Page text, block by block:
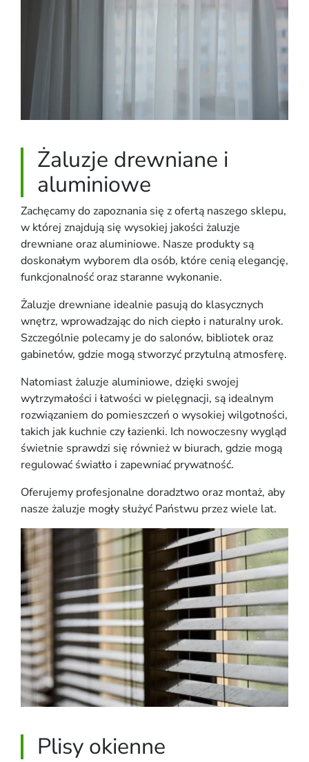
Żaluzje drewniane i
aluminiowe
Zachęcamy do zapoznania się z ofertą naszego sklepu,
w której znajdują się wysokiej jakości żaluzje
drewniane oraz aluminiowe. Nasze produkty są
doskonałym wyborem dla osób, które cenią elegancję,
funkcjonalność oraz staranne wykonanie.
Żaluzje drewniane idealnie pasują do klasycznych
wnętrz, wprowadzając do nich ciepło i naturalny urok.
Szczególnie polecamy je do salonów, bibliotek oraz
gabinetów, gdzie mogą stworzyć przytulną atmosferę.
Natomiast żaluzje aluminiowe, dzięki swojej
wytrzymałości i łatwości w pielęgnacji, są idealnym
rozwiązaniem do pomieszczeń o wysokiej wilgotności,
takich jak kuchnie czy łazienki. Ich nowoczesny wygląd
świetnie sprawdzi się również w biurach, gdzie mogą
regulować światło i zapewniać prywatność.
Oferujemy profesjonalne doradztwo oraz montaż, aby
nasze żaluzje mogły służyć Państwu przez wiele lat.
Plisy okienne